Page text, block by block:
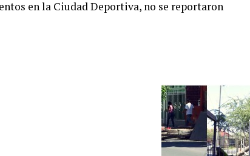
en la Ciudad Deportiva, no se reportaron